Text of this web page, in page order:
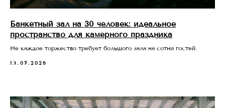
Банкетный зал на 30 человек: идеальное
пространство для камерного праздника
Не каждое торжество требует большого зала на сотни гостей.
13.07.2026